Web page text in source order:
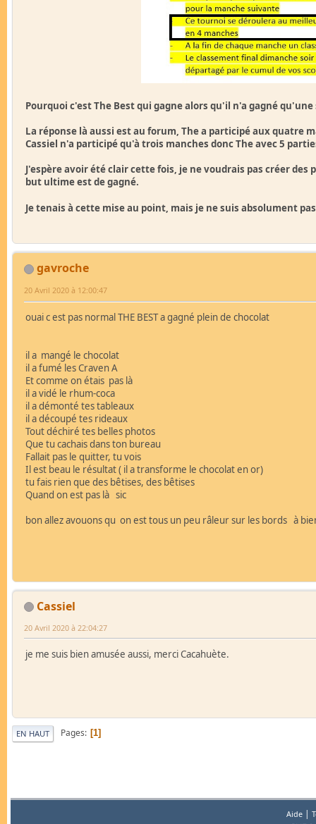
Pourquoi c'est The Best qui gagne alors qu'il n'a gagné
La réponse là aussi est au forum, The a participé aux quatre
Cassiel n'a participé qu'à trois manches donc The avec 5
J'espère avoir été clair cette fois, je ne voudrais pas créer
but ultime est de gagné.
Je tenais à cette mise au point, mais je ne suis absolument
gavroche
20 Avril 2020 à 12:00:47
ouai c est pas normal THE BEST a gagné plein de chocolat
il a mangé le chocolat
il a fumé les Craven A
Et comme on étais pas là
il a vidé le rhum-coca
il a démonté tes tableaux
il a découpé tes rideaux
Tout déchiré tes belles photos
Que tu cachais dans ton bureau
Fallait pas le quitter, tu vois
Il est beau le résultat ( il a transforme le chocolat en or)
tu fais rien que des bêtises, des bêtises
Quand on est pas là sic
bon allez avouons qu on est tous un peu râleur sur les bords à
Cassiel
20 Avril 2020 à 22:04:27
je me suis bien amusée aussi, merci Cacahuète.
EN HAUT Pages 1
Aide|